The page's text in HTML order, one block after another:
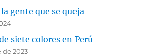
gente que se queja
siete colores en Perú
de 2023